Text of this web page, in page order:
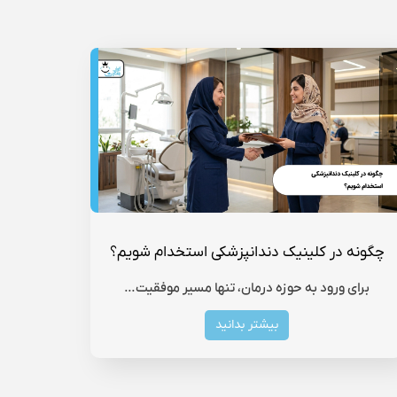
چگونه در کلینیک دندانپزشکی استخدام شویم؟
برای ورود به حوزه درمان، تنها مسیر موفقیت…
بیشتر بدانید